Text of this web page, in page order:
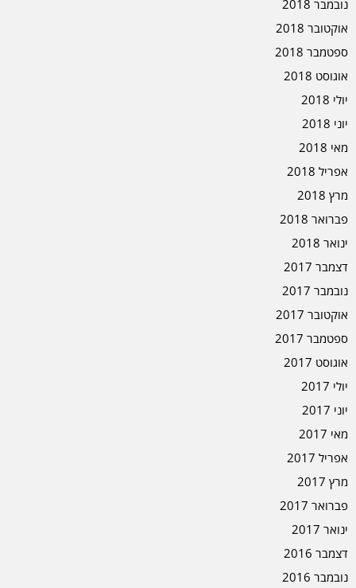
נובמבר 2018
אוקטובר 2018
ספטמבר 2018
אוגוסט 2018
יולי 2018
יוני 2018
מאי 2018
אפריל 2018
מרץ 2018
פברואר 2018
ינואר 2018
דצמבר 2017
נובמבר 2017
אוקטובר 2017
ספטמבר 2017
אוגוסט 2017
יולי 2017
יוני 2017
מאי 2017
אפריל 2017
מרץ 2017
פברואר 2017
ינואר 2017
דצמבר 2016
נובמבר 2016